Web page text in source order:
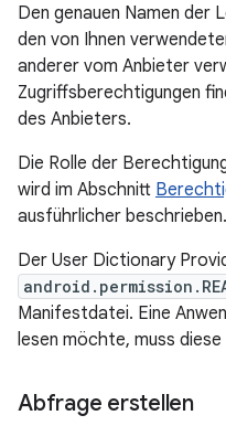
Den genauen Namen der
den von Ihnen
anderer vom Anbieter
Zugriffsberechtigungen
des Anbieters.
Die Rolle der
wird im Abschnitt
ausführlicher beschrieben.
Der User Dictionary
Manifestdatei. Eine
lesen möchte, muss
Abfrage erstellen